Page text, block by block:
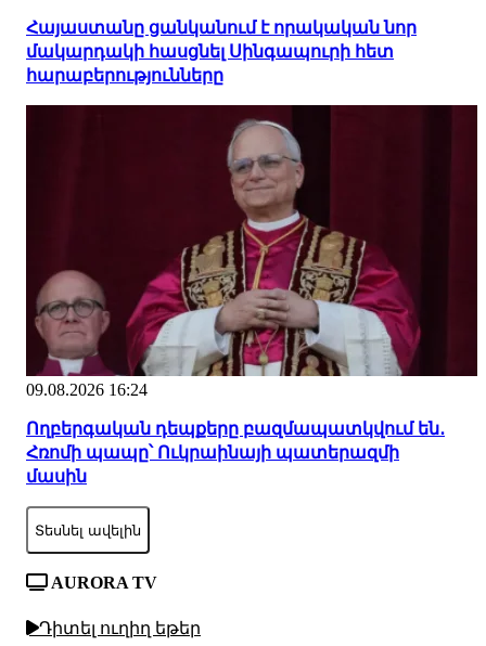
Հայաստանը ցանկանում է որակական նոր
մակարդակի հասցնել Սինգապուրի հետ
հարաբերությունները
09.08.2026 16:24
Ողբերգական դեպքերը բազմապատկվում են․
Հռոմի պապը՝ Ուկրաինայի պատերազմի
մասին
Տեսնել ավելին
AURORA TV
Դիտել ուղիղ եթեր